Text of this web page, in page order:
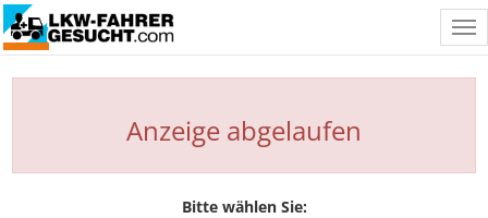
Anzeige abgelaufen
Bitte wählen Sie: